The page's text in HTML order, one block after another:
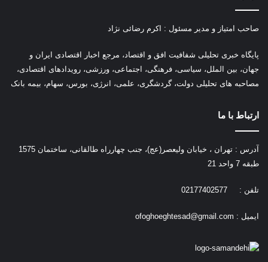
صاحب امتیاز و مدیر مسئول : اکرم رضائی نژاد
پایگاه خبری تحلیلی شفافیت افق و اقتصاد، مرجع اخبار اقتصادی ایران و
جهان، بین الملل، سیاسی، فرهنگی، اجتماعی، ورزشی، رویدادهای اقتصادی،
مصاحبه های تحلیلی دولت، گردشگری، علمی، انرژی، بورس، سهام، بیمه بانک
ارتباط با ما
آدرس : تهران ، خیابان ولیعصر(عج)، جنب چهارراه طالقانی، ساختمان 1575
طبقه 7 واحد 21
تلفن : 02177402577
ایمیل : ofoghoeghtesad@gmail.com